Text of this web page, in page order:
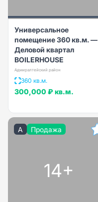
Универсальное
помещение 360 кв.м. —
Деловой квартал
BOILERHOUSE
Адмиралтейский район
360 кв.м.
300,000 ₽ кв.м.
A Продажа
14+